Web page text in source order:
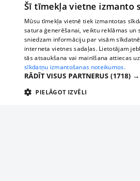
Šī tīmekļa vietne izmanto
Mūsu tīmekļa vietnē tiek izmantotas
satura ģenerēšanai, veiktu reklāmas
sniedzam informāciju par visām
interneta vietnes sadaļas. Lietotājam
tās atsaukšana vai mainīšana attiecas
sīkdatņu izmantošanas noteikumos.
RĀDĪT VISUS PARTNERUS (1718) →
PIELĀGOT IZVĒLI